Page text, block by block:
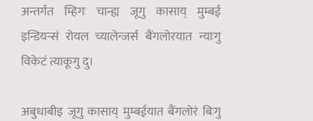
अन्तर्गत म्हिगः चान्ह्य जूगु कासाय् मुम्बई
इन्डियन्सं रोयल च्यालेन्जर्स बैंगलोरयात न्याःगु
विकेटं त्याकूगु दु।
अबुधाबीइ जूगु कासाय् मुम्बईयात बैंगलोरं बिःगु